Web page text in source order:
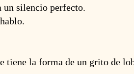
un silencio perfecto.
tiene la forma de un grito de